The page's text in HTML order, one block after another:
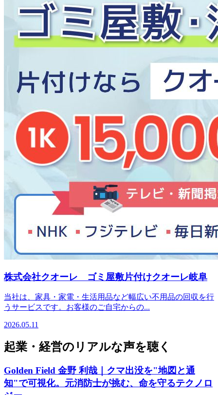
株式会社クオーレ ゴミ屋敷片付けクオーレ岐阜
当社は、家具・家電・生活用品など幅広い不用品の回収を行
うサービスです。お客様のご自宅からの...
2026.05.11
起業・経営のリアルな声を聴く
Golden Field 金野 利哉｜クマ出没を"地図と通
知"で可視化。元消防士が挑む、命を守るテクノロ